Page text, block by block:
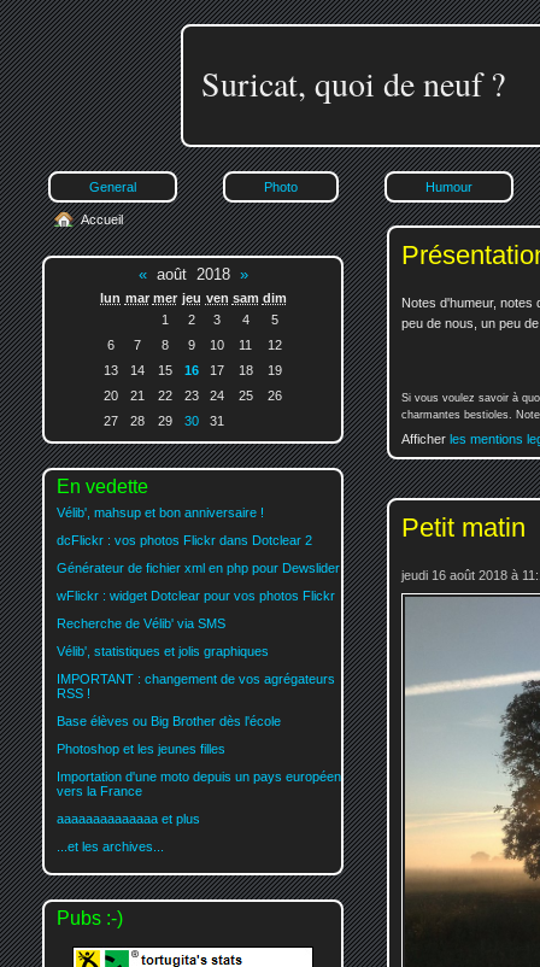
Suricat, quoi de neuf ?
General Photo Humour
Notes d'humeur, notes
peu de nous, un peu
Si vous voulez savoir à
charmantes bestioles.
Afficher les mentions
Petit matin
jeudi 16 août 2018 à
Accueil
«août 2018 »
lun mar mer jeu ven sam dim
1
2 3 4
5
6
7 8 9 10 11
12
13
14 15 16 17 18
19
20
21 22 23 24 25
26
27
28 29 30 31
En vedette
Vélib', mahsup et bon anniversaire !
dcFlickr : vos photos Flickr dans Dotclear 2
Générateur de fichier xml en php pour Dewslider
wFlickr : widget Dotclear pour vos photos Flickr
Recherche de Vélib' via SMS
Vélib', statistiques et jolis graphiques
IMPORTANT : changement de vos agrégateurs
RSS !
Base élèves ou Big Brother dès l'école
Photoshop et les jeunes filles
Importation d'une moto depuis un pays européen
vers la France
aaaaaaaaaaaaaa et plus
...et les archives...
Pubs :-)